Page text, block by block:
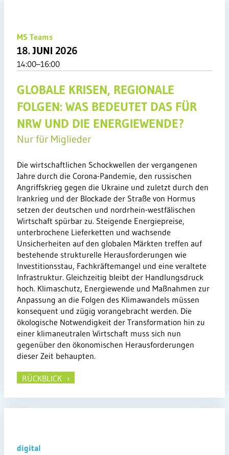
MS Teams
18. JUNI 2026
14:00–16:00
GLOBALE KRISEN, REGIONALE
FOLGEN: WAS BEDEUTET DAS FÜR
NRW UND DIE ENERGIEWENDE?
Nur für Miglieder
Die wirtschaftlichen Schockwellen der vergangenen
Jahre durch die Corona-Pandemie, den russischen
Angriffskrieg gegen die Ukraine und zuletzt durch den
Irankrieg und der Blockade der Straße von Hormus
setzen der deutschen und nordrhein-westfälischen
Wirtschaft spürbar zu. Steigende Energiepreise,
unterbrochene Lieferketten und wachsende
Unsicherheiten auf den globalen Märkten treffen auf
bestehende strukturelle Herausforderungen wie
Investitionsstau, Fachkräftemangel und eine veraltete
Infrastruktur. Gleichzeitig bleibt der Handlungsdruck
hoch. Klimaschutz, Energiewende und Maßnahmen zur
Anpassung an die Folgen des Klimawandels müssen
konsequent und zügig vorangebracht werden. Die
ökologische Notwendigkeit der Transformation hin zu
einer klimaneutralen Wirtschaft muss sich nun
gegenüber den ökonomischen Herausforderungen
dieser Zeit behaupten.
RÜCKBLICK
digital